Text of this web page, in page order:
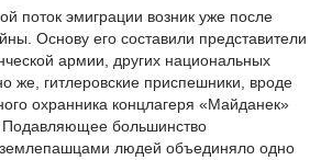
поток эмиграции возник уже после
Основу его составили представители
армии, других национальных
же, гитлеровские приспешники, вроде
охранника концлагеря «Майданек»
большинство
людей объединяло одно